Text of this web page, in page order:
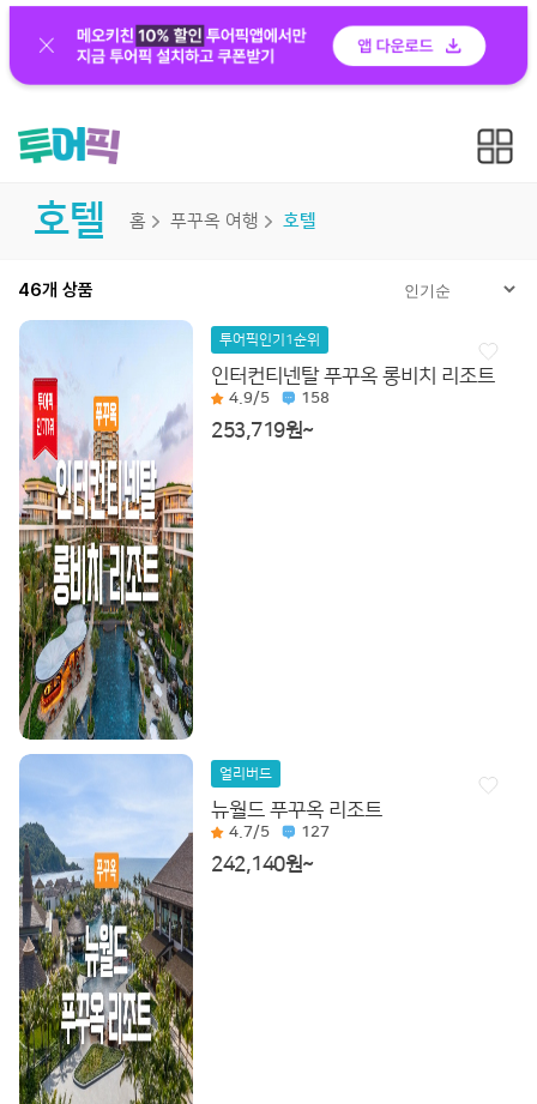
호텔 홈 푸꾸옥 여행 호텔
46개 상품
투어픽인기1순위
인터컨티넨탈 푸꾸옥 롱비치 리조트
4.9/5 158
253,719원~
얼리버드
뉴월드 푸꾸옥 리조트
4.7/5 127
242,140원~